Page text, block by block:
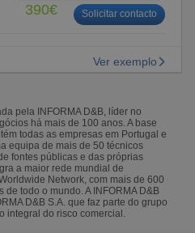
390€ Solicitar contacto
Ver exemplo
pela INFORMA D&B, líder no
há mais de 100 anos. A base
todas as empresas em Portugal e
equipa de mais de 50 técnicos
fontes públicas e das próprias
a maior rede mundial de
Network, com mais de 600
todo o mundo. A INFORMA D&B
D&B S.A. que faz parte do grupo
integral do risco comercial.